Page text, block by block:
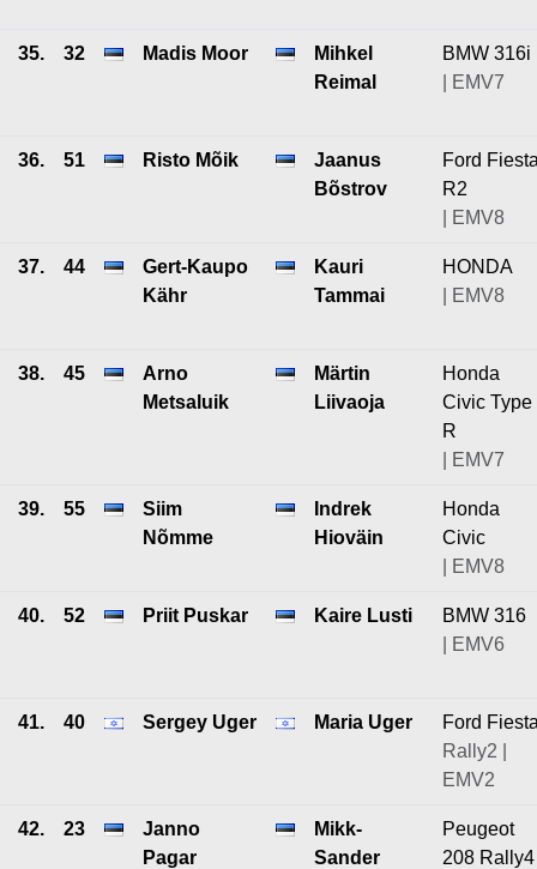
35. 32 Madis Moor
Mihkel
Reimal
BMW 316i
| EMV7
36. 51 Risto Mõik
Jaanus
Bõstrov
Ford
R2
| EMV8
37. 44
Gert-Kaupo
Kähr
Kauri
Tammai
HONDA
| EMV8
38. 45
Arno
Metsaluik
Märtin
Liivaoja
Honda
Civic Type
R
| EMV7
39. 55
Siim
Nõmme
Indrek
Hioväin
Honda
Civic
| EMV8
40. 52 Priit Puskar Kaire Lusti
BMW 316
| EMV6
41. 40 Sergey Uger Maria Uger
Ford
Rally2 |
EMV2
42. 23
Janno
Pagar
Mikk-
Sander
Peugeot
208 Rally4